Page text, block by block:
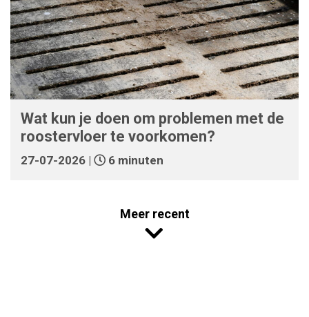
Wat kun je doen om problemen met de
roostervloer te voorkomen?
27-07-2026 | 6 minuten
Meer recent